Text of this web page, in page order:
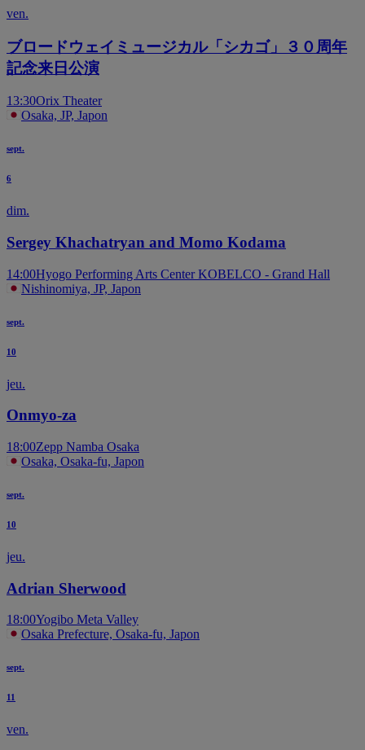
ven.
ブロードウェイミュージカル「シカゴ」３０周年
記念来日公演
13:30Orix Theater
Osaka, JP, Japon
sept.
6
dim.
Sergey Khachatryan and Momo Kodama
14:00Hyogo Performing Arts Center KOBELCO - Grand Hall
Nishinomiya, JP, Japon
sept.
10
jeu.
Onmyo-za
18:00Zepp Namba Osaka
Osaka, Osaka-fu, Japon
sept.
10
jeu.
Adrian Sherwood
18:00Yogibo Meta Valley
Osaka Prefecture, Osaka-fu, Japon
sept.
11
ven.